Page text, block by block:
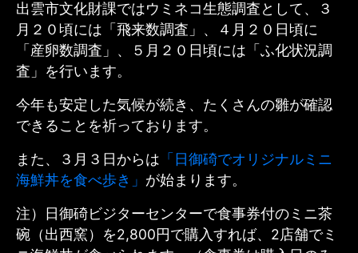
出雲市文化財課ではウミネコ生態調査として、
３
月２０頃には 「飛来数調査」、４月２０日頃に
「産卵数調査」、５月２０日頃には「ふ化状況調
査」を行います。
今年も安定した気候が続き、たくさんの雛が確認
できることを祈っております。
また、３月３日からは 「日御碕でオリジナルミニ
海鮮丼を食べ歩き」 が始まります。
注）日御碕ビジターセンターで食事券付のミニ茶
碗（出西窯）を2,800円で購入すれば、 2店舗でミ